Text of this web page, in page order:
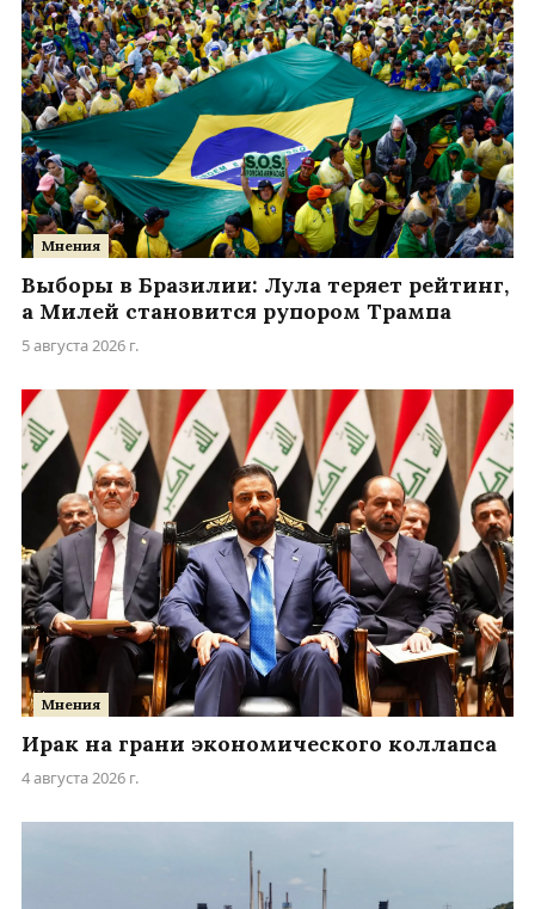
Мнения
Выборы в Бразилии: Лула теряет рейтинг,
а Милей становится рупором Трампа
5 августа 2026 г.
Мнения
Ирак на грани экономического коллапса
4 августа 2026 г.